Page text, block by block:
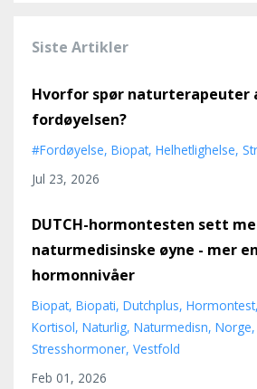
Siste Artikler
Hvorfor spør naturterapeuter
fordøyelsen?
#fordøyelse Biopat Helhetlighelse
Jul 23, 2026
DUTCH-hormontesten sett
naturmedisinske øyne - mer
hormonnivåer
Biopat Biopati Dutchplus Hormontest
Kortisol Naturlig Naturmedisn Norge
Stresshormoner Vestfold
Feb 01, 2026